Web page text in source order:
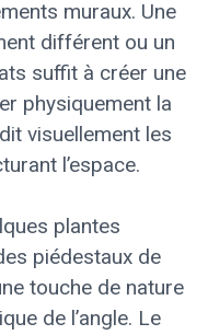
muraux. Une
différent ou un
suffit à créer une
physiquement la
visuellement les
l’espace.
plantes
piédestaux de
touche de nature
de l’angle. Le